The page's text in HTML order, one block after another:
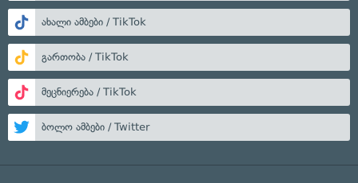
ახალი ამბები / TikTok
გართობა / TikTok
მეცნიერება / TikTok
ბოლო ამბები / Twitter